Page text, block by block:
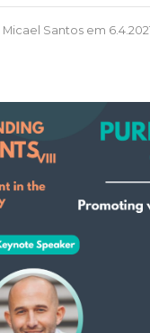
Micael Santos em